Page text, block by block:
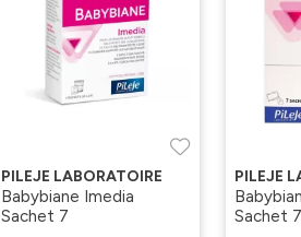
PILEJE LABORATOIRE
Babybiane Imedia
Sachet 7
PILEJE
Sachet